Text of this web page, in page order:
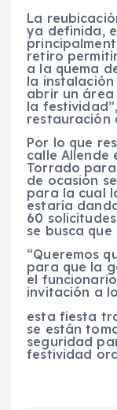
La
ya definida,
retiro
a la quema
la
abrir un área
la
restauración
Por lo que
calle Allende
Torrado
de ocasión
para la cual
estaría
60
se busca
“Queremos
para que la
el
invitación a
esta fiesta
se están
seguridad
festividad